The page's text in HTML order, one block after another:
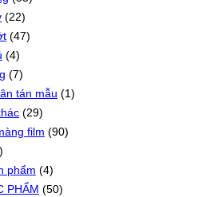
(22)
(47)
(4)
(7)
tán mẫu (1)
(29)
film (90)
phẩm (4)
PHẨM (50)